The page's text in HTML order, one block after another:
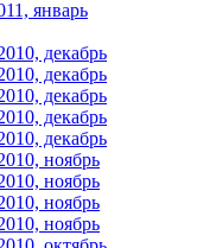
январь
декабрь
декабрь
декабрь
декабрь
декабрь
ноябрь
ноябрь
ноябрь
ноябрь